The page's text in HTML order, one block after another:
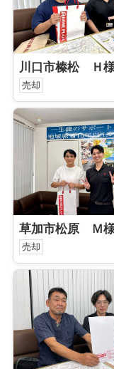
川口市榛松 Ｈ
売却
草加市松原 Ｍ
売却